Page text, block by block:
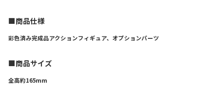
■商品仕様
彩色済み完成品アクションフィギュア、オプションパーツ
■商品サイズ
全高約165ｍｍ